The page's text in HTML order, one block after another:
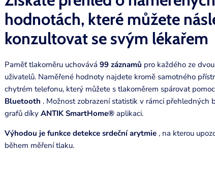
hodnotách, které můžete
konzultovat se svým lékařem
Paměť tlakoměru uchovává 99 záznamů pro každého ze
uživatelů. Naměřené hodnoty najdete kromě samotného
chytrém telefonu, který můžete s tlakoměrem spárovat
Bluetooth . Možnost zobrazení statistik v rámci přehledných
grafů díky ANTIK SmartHome® aplikaci.
Výhodou je funkce detekce srdeční arytmie , na kterou
během měření tlaku.